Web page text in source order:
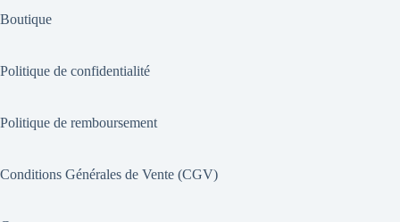
Boutique
Politique de confidentialité
Politique de remboursement
Conditions Générales de Vente (CGV)